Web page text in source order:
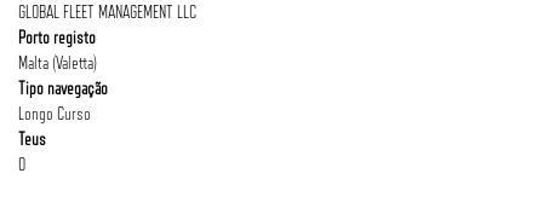
GLOBAL FLEET MANAGEMENT LLC
Porto registo
Malta (Valetta)
Tipo navegação
Longo Curso
Teus
0